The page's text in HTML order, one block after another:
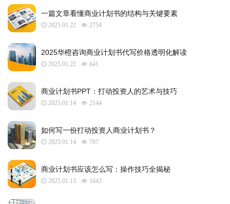
一篇文章看懂商业计划书的结构与关键要素
2025.01.22 2754
2025华橙咨询商业计划书代写价格透明化解读
2025.01.22 641
​商业计划书PPT：打动投资人的艺术与技巧
2025.01.14 2144
如何写一份打动投资人商业计划书？
2025.01.14 707
商业计划书应该怎么写：操作技巧全揭秘
2025.01.13 1643